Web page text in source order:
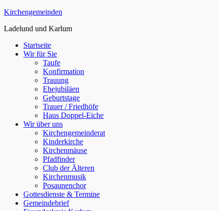
Zum
springen
Kirchengemeinden
Ladelund und Karlum
Startseite
Wir für Sie
Taufe
Konfirmation
Trauung
Ehejubiläen
Geburtstage
Trauer / Friedhöfe
Haus Doppel-Eiche
Wir über uns
Kirchengemeinderat
Kinderkirche
Kirchenmäuse
Pfadfinder
Club der Älteren
Kirchenmusik
Posaunenchor
Gottesdienste & Termine
Gemeindebrief